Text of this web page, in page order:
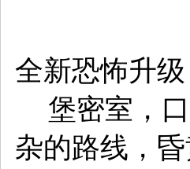
全新恐怖升
堡密室，
杂的路线，